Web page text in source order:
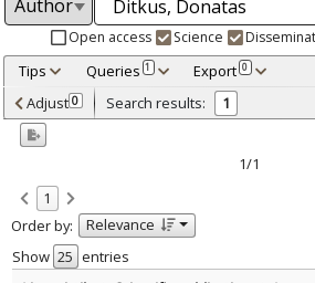
Open access Science
Tips Queries 1 Export 0
Adjusted by criteria 0
Year
Refine
Open access
Scientific publications 1
Document Type:
Journal articles 1
Adjust 0 Search results: 1
1/1
1
Order by:
Relevance
Show
entries